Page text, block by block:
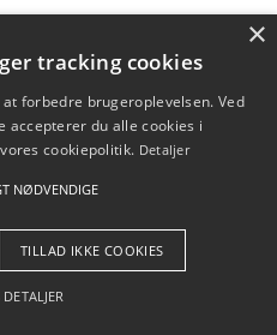
påvirker vores
Blog Betingelser
×
tracking cookies
forbedre brugeroplevelsen. Ved
accepterer du alle cookies i
cookiepolitik. Detaljer
NØDVENDIGE
TILLAD IKKE COOKIES
DETALJER